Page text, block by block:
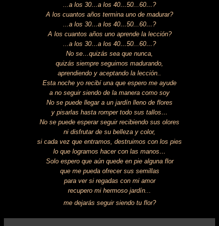
...a los 30…a los 40…50...60…?
A los cuantos años termina uno de madurar?
...a los 30…a los 40…50...60…?
A los cuantos años uno aprende la lección?
...a los 30…a los 40…50...60…?
No se…quizás sea que nunca,
quizás siempre seguimos madurando,
aprendiendo y aceptando la lección..
Esta noche yo recibí una que espero me ayude
a no seguir siendo de la manera como soy
No se puede llegar a un jardín lleno de flores
y pisarlas hasta romper todo sus tallos…
No se puede esperar seguir recibiendo sus olores
ni disfrutar de su belleza y color,
si cada vez que entramos, destruimos con los pies
lo que logramos hacer con las manos…
Solo espero que aún quede en pie alguna flor
que me pueda ofrecer sus semillas
para ver si regadas con mi amor
recupero mi hermoso jardín...
me dejarás seguir siendo tu flor?